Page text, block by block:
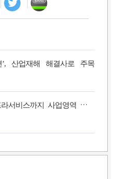
산업재해 해결사로 주목
비스까지 사업영역 확장